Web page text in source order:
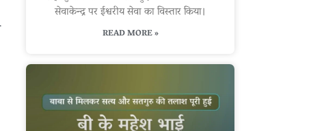
सेवाकेन्द्र पर ईश्वरीय सेवा का विस्तार किया।
READ MORE »